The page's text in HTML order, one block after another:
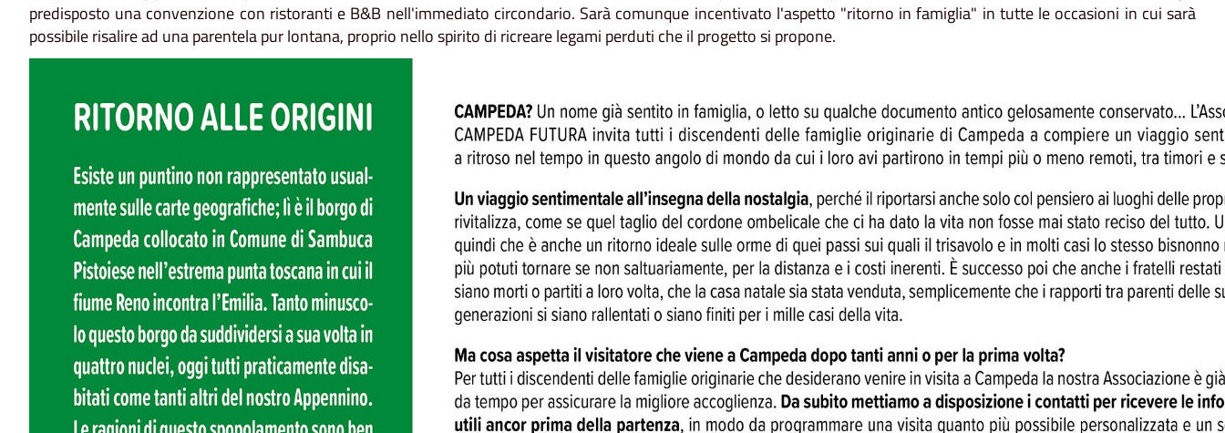
predisposto una convenzione con ristoranti e B&B nell'immediato circondario. Sarà comunque incentivato l'aspetto "ritorno in famiglia" in tutte le occasioni in cui sarà
possibile risalire ad una parentela pur lontana, proprio nello spirito di ricreare legami perduti che il progetto si propone.